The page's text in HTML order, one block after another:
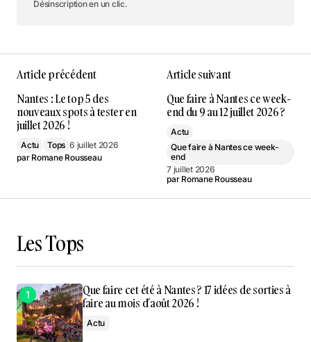
Désinscription en un clic.
Article précédent
Nantes : Le top 5 des
nouveaux spots à tester en
juillet 2026 !
Actu Tops 6 juillet 2026
par Romane Rousseau
Article suivant
Que faire à Nantes ce week-
end du 9 au 12 juillet 2026 ?
Actu
Que faire à Nantes ce week-
end
7 juillet 2026
par Romane Rousseau
Les Tops
Que faire cet été à Nantes ? 17 idées de sorties à
faire au mois d’août 2026 !
Actu